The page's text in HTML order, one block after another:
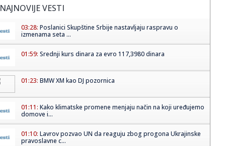
NAJNOVIJE VESTI
03:28: Poslanici Skupštine Srbije nastavljaju raspravu o
izmenama seta ...
01:59: Srednji kurs dinara za evro 117,3980 dinara
01:23: BMW XM kao DJ pozornica
01:11: Kako klimatske promene menjaju način na koji uređujemo
domove i...
01:10: Lavrov pozvao UN da reaguju zbog progona Ukrajinske
pravoslavne c...